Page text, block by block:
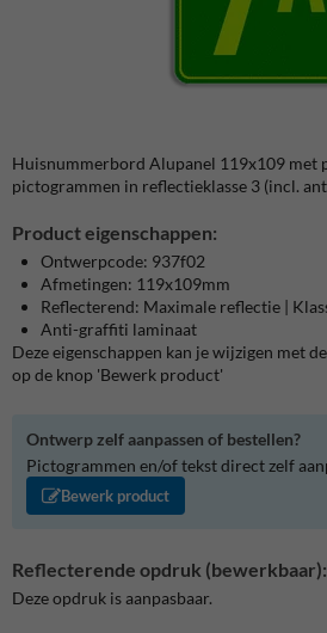
Huisnummerbord Alupanel 119x109 met
pictogrammen in reflectieklasse 3 (incl.
Product eigenschappen:
Ontwerpcode: 937f02
Afmetingen: 119x109mm
Reflecterend: Maximale reflectie |
Anti-graffiti laminaat
Deze eigenschappen kan je wijzigen met
op de knop 'Bewerk product'
Ontwerp zelf aanpassen of bestellen?
Pictogrammen en/of tekst direct zelf
Bewerk product
Reflecterende opdruk (bewerkbaar):
Deze opdruk is aanpasbaar.